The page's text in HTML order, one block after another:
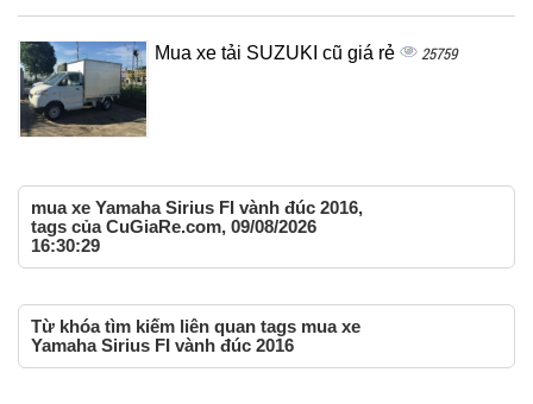
Mua xe tải SUZUKI cũ giá rẻ 25759
mua xe Yamaha Sirius FI vành đúc 2016,
tags của CuGiaRe.com, 09/08/2026
16:30:29
Từ khóa tìm kiếm liên quan tags mua xe
Yamaha Sirius FI vành đúc 2016